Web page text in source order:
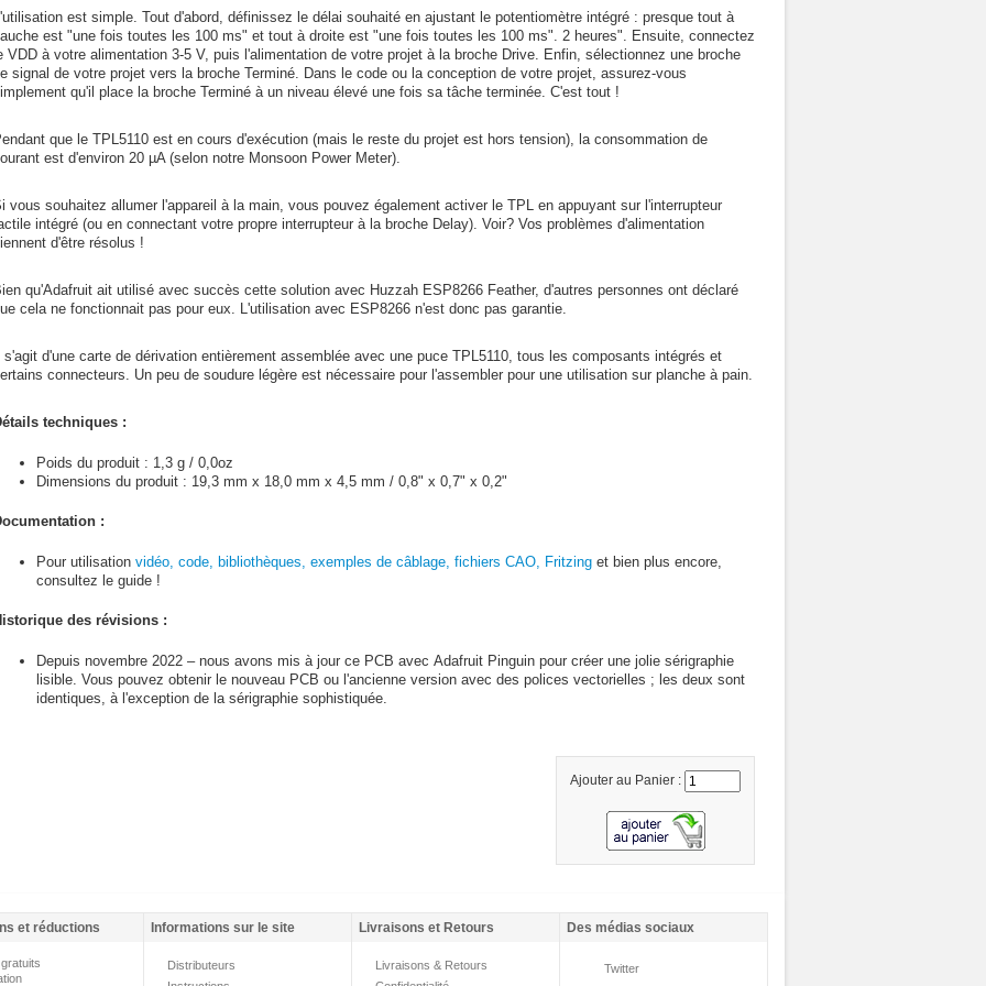
est simple. Tout d'abord, définissez le délai souhaité en ajustant le potentiomètre intégré : presque tout à
est "une fois toutes les 100 ms" et tout à droite est "une fois toutes les 100 ms". 2 heures". Ensuite, connectez
VDD à votre alimentation 3-5 V, puis l'alimentation de votre projet à la broche Drive. Enfin, sélectionnez une broche
signal de votre projet vers la broche Terminé. Dans le code ou la conception de votre projet, assurez-vous
qu'il place la broche Terminé à un niveau élevé une fois sa tâche terminée. C'est tout !
que le TPL5110 est en cours d'exécution (mais le reste du projet est hors tension), la consommation de
est d'environ 20 µA (selon notre Monsoon Power Meter).
vous souhaitez allumer l'appareil à la main, vous pouvez également activer le TPL en appuyant sur l'interrupteur
intégré (ou en connectant votre propre interrupteur à la broche Delay). Voir? Vos problèmes d'alimentation
d'être résolus !
qu'Adafruit ait utilisé avec succès cette solution avec Huzzah ESP8266 Feather, d'autres personnes ont déclaré
cela ne fonctionnait pas pour eux. L'utilisation avec ESP8266 n'est donc pas garantie.
s'agit d'une carte de dérivation entièrement assemblée avec une puce TPL5110, tous les composants intégrés et
connecteurs. Un peu de soudure légère est nécessaire pour l'assembler pour une utilisation sur planche à pain.
techniques :
Poids du produit : 1,3 g / 0,0oz
Dimensions du produit : 19,3 mm x 18,0 mm x 4,5 mm / 0,8" x 0,7" x 0,2"
:
Pour utilisation vidéo, code, bibliothèques, exemples de câblage, fichiers CAO, Fritzing et bien plus encore,
consultez le guide !
des révisions :
Depuis novembre 2022 – nous avons mis à jour ce PCB avec Adafruit Pinguin pour créer une jolie sérigraphie
lisible. Vous pouvez obtenir le nouveau PCB ou l'ancienne version avec des polices vectorielles ; les deux sont
identiques, à l'exception de la sérigraphie sophistiquée.
Ajouter au Panier :
et réductions Informations sur le site Livraisons et Retours Des médias sociaux
Distributeurs
Livraisons & Retours
Twitter